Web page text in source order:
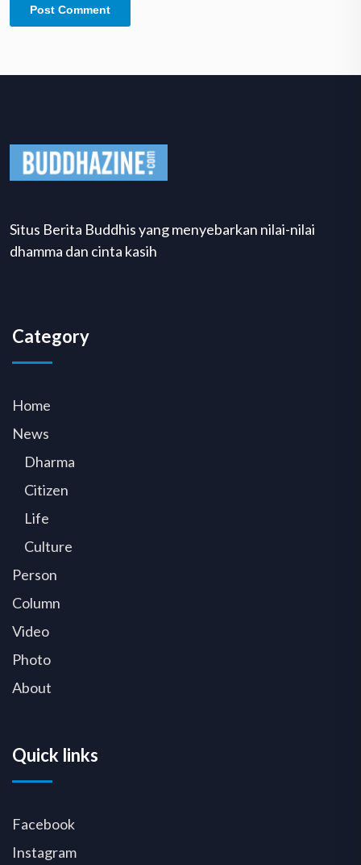
Situs Berita Buddhis yang menyebarkan nilai-nilai
dhamma dan cinta kasih
Category
Home
News
Dharma
Citizen
Life
Culture
Person
Column
Video
Photo
About
Quick links
Facebook
Instagram